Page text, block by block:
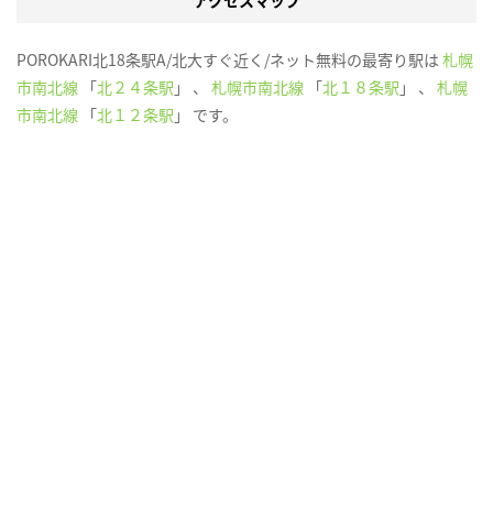
POROKARI北18条駅A/北大すぐ近く/ネット無料の最寄り駅は 札幌
市南北線 「北２４条駅 」 、 札幌市南北線 「北１８条駅 」 、 札幌
市南北線 「北１２条駅 」 です。